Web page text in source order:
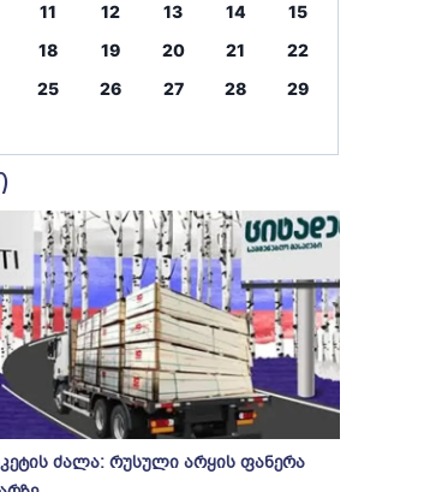
11 12 13 14
15
18 19 20 21
22
25 26 27 28
29
ძალა: რუსული არყის ფანერა